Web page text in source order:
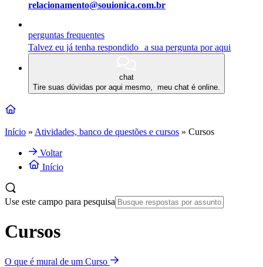
relacionamento@souionica.com.br
perguntas frequentes
Talvez eu já tenha respondido a sua pergunta por aqui
chat
Tire suas dúvidas por aqui mesmo, meu chat é online.
Início » Atividades, banco de questões e cursos » Cursos
Voltar
Início
Use este campo para pesquisa
Cursos
O que é mural de um Curso